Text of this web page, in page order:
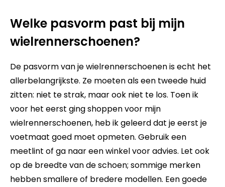
Welke pasvorm past bij mijn
wielrennerschoenen?
De pasvorm van je wielrennerschoenen is echt het
allerbelangrijkste. Ze moeten als een tweede huid
zitten: niet te strak, maar ook niet te los. Toen ik
voor het eerst ging shoppen voor mijn
wielrennerschoenen, heb ik geleerd dat je eerst je
voetmaat goed moet opmeten. Gebruik een
meetlint of ga naar een winkel voor advies. Let ook
op de breedte van de schoen; sommige merken
hebben smallere of bredere modellen. Een goede